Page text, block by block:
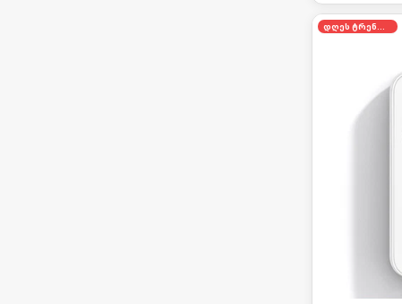
დღეს ტრენდში